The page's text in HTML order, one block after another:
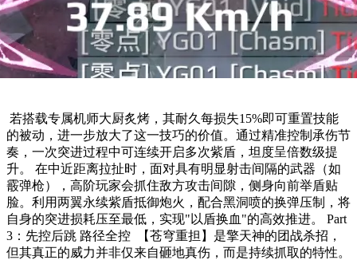
的被动，进一步放大了这一技巧的价值。通过精准控制承伤节
奏，一次突进过程中可连续开启多次紫盾，坦度呈倍数级提
升。 在中近距离拉扯时，面对具有明显射击间隔的武器（如
霰弹枪），高阶玩家会抓住敌方攻击间隙，侧身向前举盾贴
脸。利用两翼永续紫盾抵御炮火，配合黑洞喷的换弹压制，将
自身的突进损耗压至最低，实现"以盾换血"的高效推进。 Part
3：先控后跳 路径全控 ​ 【苍穹重担】是擎天神的团战杀招，
但其真正的威力并非仅来自砸地真伤，而是持续抓取的特性。